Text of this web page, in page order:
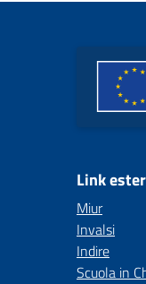
Link
Miur
Invalsi
Indire
Scuola in